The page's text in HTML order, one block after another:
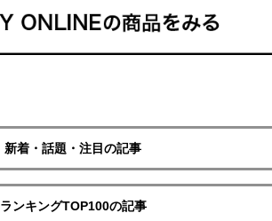
新着・話題・注目の記事
ランキングTOP100の記事